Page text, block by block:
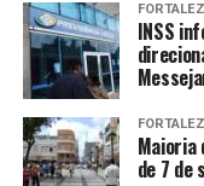
INSS
Maioria
de 7 de